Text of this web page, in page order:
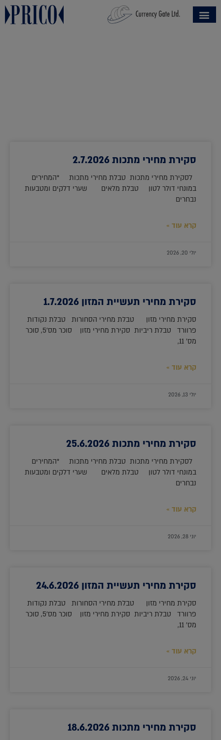
סקירת מחירי מתכות 2.7.2026
לסקירת מחירי מתכות טבלת מחירי מתכות *המחירים
במונחי דולר לטון טבלת מלאים שערי דלקים ומטבעות
נבחרים
קרא עוד »
יולי 20, 2026
סקירת מחירי תעשיית המזון 1.7.2026
סקירת מחירי מזון טבלת מחירי הסחורות טבלת נקודות
פרוורד טבלת ריביות סקירת מחירי מזון סוכר מס'5, סוכר
מס' 11,
קרא עוד »
יולי 13, 2026
סקירת מחירי מתכות 25.6.2026
לסקירת מחירי מתכות טבלת מחירי מתכות *המחירים
במונחי דולר לטון טבלת מלאים שערי דלקים ומטבעות
נבחרים
קרא עוד »
יוני 28, 2026
סקירת מחירי תעשיית המזון 24.6.2026
סקירת מחירי מזון טבלת מחירי הסחורות טבלת נקודות
פרוורד טבלת ריביות סקירת מחירי מזון סוכר מס'5, סוכר
מס' 11,
קרא עוד »
יוני 24, 2026
סקירת מחירי מתכות 18.6.2026